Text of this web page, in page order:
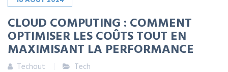
CLOUD COMPUTING : COMMENT
OPTIMISER LES COÛTS TOUT EN
MAXIMISANT LA PERFORMANCE
Techout Tech